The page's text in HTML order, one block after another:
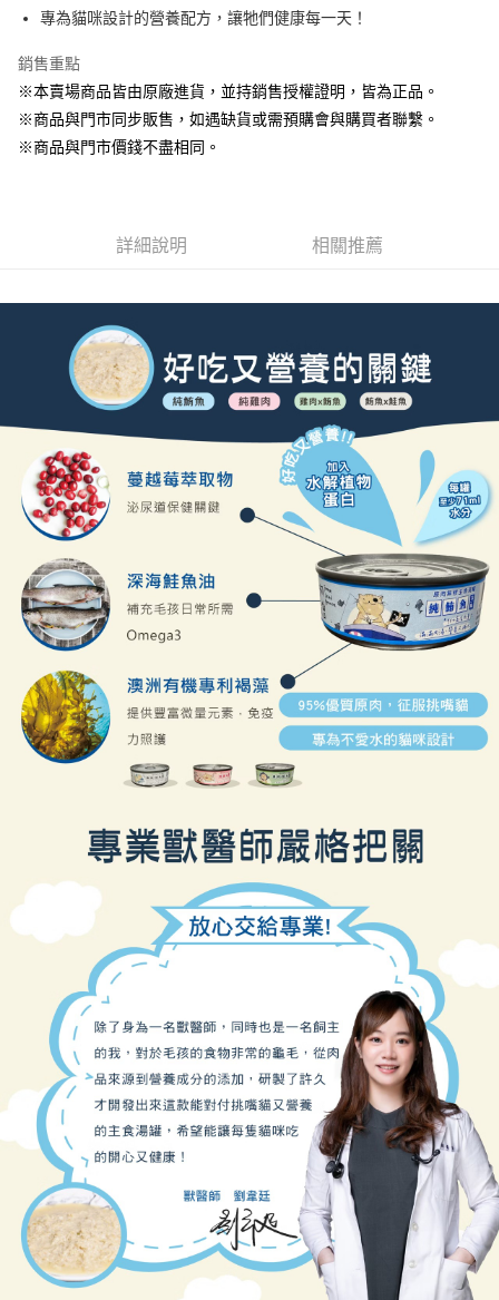
Google Pay
ATM付款
每筆NT$60，滿NT$1,500(含以上)免運費
【7-11】取貨付款1500免運
每筆NT$80，滿NT$1,500(含以上)免運費
【7-11】取貨1500免運
每筆NT$60，滿NT$1,500(含以上)免運費
宅配【全館滿1500免運】
每筆NT$85，滿NT$1,500(含以上)免運費
【宅配-貨到付款】1500免運
每筆NT$115，滿NT$1,500(含以上)免運費
專為貓咪設計的營養配方，讓牠們健康每一天！
銷售重點
※本賣場商品皆由原廠進貨，並持銷售授權證明，皆為正品。
※商品與門市同步販售，如遇缺貨或需預購會與購買者聯繫。
※商品與門市價錢不盡相同。
詳細說明 相關推薦